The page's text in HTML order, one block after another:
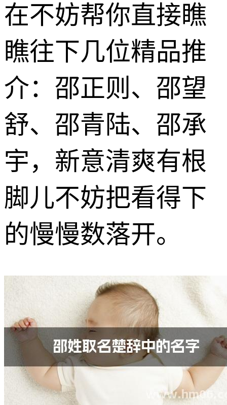
在不妨帮你直接瞧
瞧往下几位精品推
介：邵正则、邵望
舒、邵青陆、邵承
宇，新意清爽有根
脚儿不妨把看得下
的慢慢数落开。